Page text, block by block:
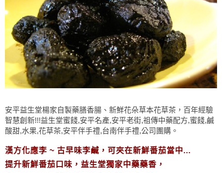
安平益生堂楊家自製藥膳香腸、新鮮花朵草本花草茶，百年經驗
智慧創新!!!益生堂蜜餞,安平名產,安平老街,祖傳中藥配方,蜜餞,鹹
酸甜,水果,花草茶,安平伴手禮,台南伴手禮,公司團購。
漢方化應李 ~ 古早味李鹹，可夾在新鮮番茄當中...
提升新鮮番茄口味，益生堂獨家中藥藥香，